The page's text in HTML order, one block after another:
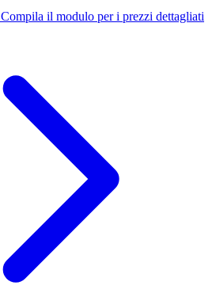
Compila il modulo per i prezzi dettagliati